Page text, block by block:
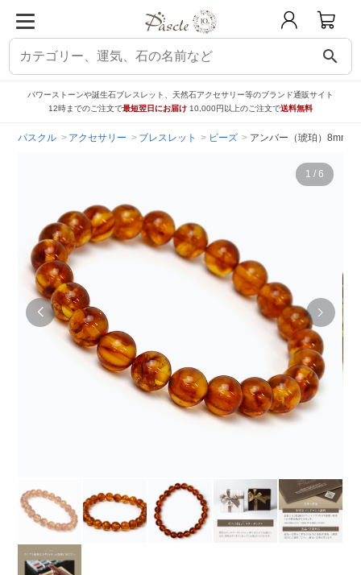
search
パワーストーンや誕生石ブレスレット、天然石アクセサリー等のブランド通販サイト
12時までのご注文で最短翌日にお届け 10,000円以上のご注文で送料無料
パスクル アクセサリー ブレスレット ビーズ アンバー（琥珀）8mm
1 / 6